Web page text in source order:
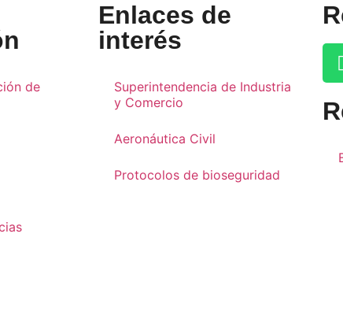
de
Enlaces de
interés
Superintendencia de Industria
y Comercio
Aeronáutica Civil
Protocolos de bioseguridad